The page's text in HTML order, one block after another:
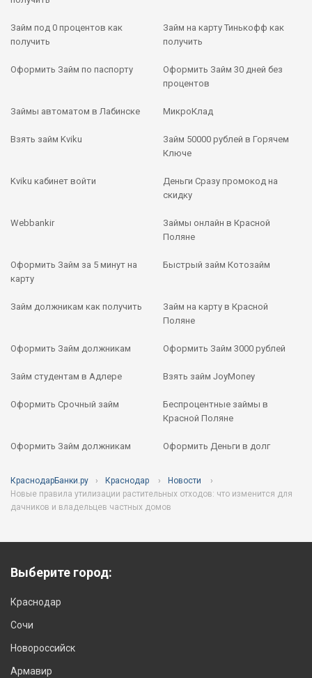
Займ под 0 процентов как
получить
Займ на карту Тинькофф как
получить
Оформить Займ по паспорту
Оформить Займ 30 дней без
процентов
Займы автоматом в Лабинске МикроКлад
Взять займ Kviku
Займ 50000 рублей в Горячем
Ключе
Kviku кабинет войти
Деньги Сразу промокод на
скидку
Webbankir
Займы онлайн в Красной
Поляне
Оформить Займ за 5 минут на
карту
Быстрый займ Котозайм
Займ должникам как получить
Займ на карту в Красной
Поляне
Оформить Займ должникам Оформить Займ 3000 рублей
Займ студентам в Адлере Взять займ JoyMoney
Оформить Срочный займ
Беспроцентные займы в
Красной Поляне
Оформить Займ должникам Оформить Деньги в долг
КраснодарБанки.ру Краснодар
Новости
Новые правила утилизации растительных отходов: что изменится для
дачников и владельцев частных домов
Выберите город:
Краснодар
Сочи
Новороссийск
Армавир